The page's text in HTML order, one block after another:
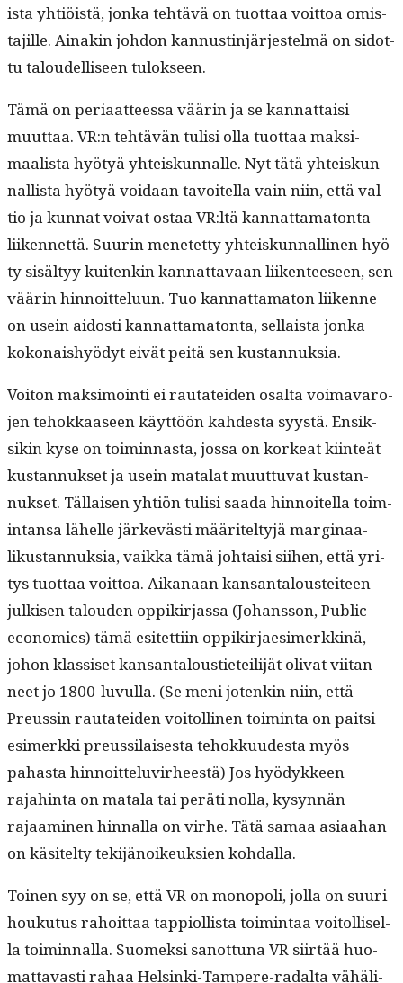
ista yhtiöistä, jon­ka tehtävä on tuot­taa voit­toa omis­
ta­jille. Ainakin johdon kan­nustin­jär­jestelmä on sidot­
tu taloudel­liseen tulokseen.
Tämä on peri­aat­teessa väärin ja se kan­nat­taisi
muut­taa. VR:n tehtävän tulisi olla tuot­taa mak­si­
maal­ista hyö­tyä yhteiskun­nalle. Nyt tätä yhteiskun­
nal­lista hyö­tyä voidaan tavoitel­la vain niin, että val­
tio ja kun­nat voivat ostaa VR:ltä kan­nat­tam­a­ton­ta
liiken­net­tä. Suurin menetet­ty yhteiskun­nalli­nen hyö­
ty sisäl­tyy kuitenkin kan­nat­tavaan liiken­teeseen, sen
väärin hin­noit­telu­un. Tuo kan­nat­tam­a­ton liikenne
on usein aidosti kan­nat­tam­a­ton­ta, sel­l­aista jon­ka
kokon­aishyödyt eivät peitä sen kustannuksia.
Voiton mak­si­moin­ti ei rautatei­den osalta voimavaro­
jen tehokkaaseen käyt­töön kahdes­ta syys­tä. Ensik­
sikin kyse on toimin­nas­ta, jos­sa on korkeat kiin­teät
kus­tan­nuk­set ja usein mata­lat muut­tuvat kus­tan­
nuk­set. Täl­laisen yhtiön tulisi saa­da hin­noitel­la toim­
intansa lähelle järkevästi määritel­tyjä mar­gin­aa­
likus­tan­nuk­sia, vaik­ka tämä johtaisi siihen, että yri­
tys tuot­taa voit­toa. Aikanaan kansan­talousteit­een
julkisen talouden oppikir­jas­sa (Johans­son, Pub­lic
eco­nom­ics) tämä esitet­ti­in oppikir­jaes­imerkkinä,
johon klas­siset kansan­talousti­eteil­i­jät oli­vat viitan­
neet jo 1800-luvul­la. (Se meni jotenkin niin, että
Preussin rautatei­den voitolli­nen toim­inta on pait­si
esimerk­ki preussi­lais­es­ta tehokku­ud­es­ta myös
pahas­ta hin­noit­telu­virheestä) Jos hyödyk­keen
rajahin­ta on mata­la tai peräti nol­la, kysyn­nän
rajaami­nen hin­nal­la on virhe. Tätä samaa asi­aa­han
on käsitel­ty tek­i­jänoikeuk­sien kohdalla.
Toinen syy on se, että VR on monop­o­li, jol­la on suuri
houku­tus rahoit­taa tap­pi­ol­lista toim­intaa voitol­lisel­
la toimin­nal­la. Suomek­si san­ot­tuna VR siirtää huo­
mat­tavasti rahaa Helsin­ki-Tam­pere-radal­ta vähäli­